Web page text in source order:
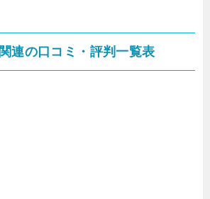
連の口コミ・評判一覧表